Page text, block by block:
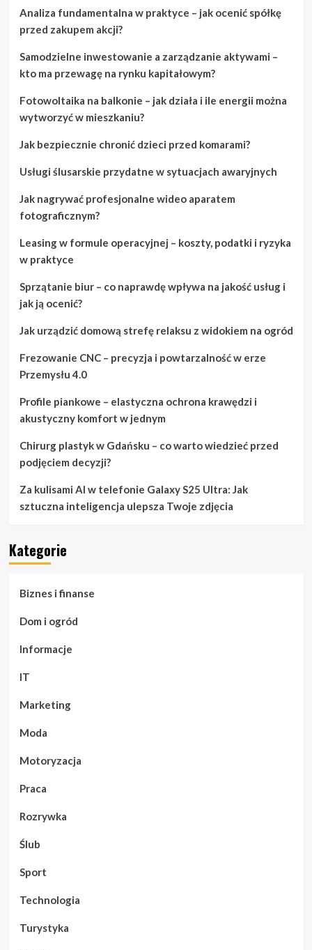
Analiza fundamentalna w praktyce – jak ocenić spółkę
przed zakupem akcji?
Samodzielne inwestowanie a zarządzanie aktywami –
kto ma przewagę na rynku kapitałowym?
Fotowoltaika na balkonie – jak działa i ile energii można
wytworzyć w mieszkaniu?
Jak bezpiecznie chronić dzieci przed komarami?
Usługi ślusarskie przydatne w sytuacjach awaryjnych
Jak nagrywać profesjonalne wideo aparatem
fotograficznym?
Leasing w formule operacyjnej – koszty, podatki i ryzyka
w praktyce
Sprzątanie biur – co naprawdę wpływa na jakość usług i
jak ją ocenić?
Jak urządzić domową strefę relaksu z widokiem na ogród
Frezowanie CNC – precyzja i powtarzalność w erze
Przemysłu 4.0
Profile piankowe – elastyczna ochrona krawędzi i
akustyczny komfort w jednym
Chirurg plastyk w Gdańsku – co warto wiedzieć przed
podjęciem decyzji?
Za kulisami AI w telefonie Galaxy S25 Ultra: Jak
sztuczna inteligencja ulepsza Twoje zdjęcia
Kategorie
Biznes i finanse
Dom i ogród
Informacje
IT
Marketing
Moda
Motoryzacja
Praca
Rozrywka
Ślub
Sport
Technologia
Turystyka